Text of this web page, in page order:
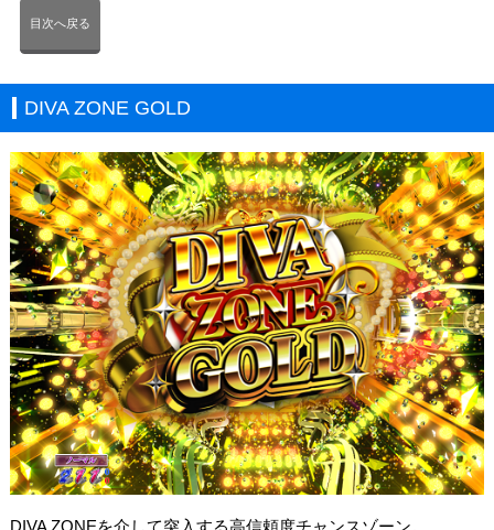
目次へ戻る
DIVA ZONE GOLD
DIVA ZONEを介して突入する高信頼度チャンスゾーン。